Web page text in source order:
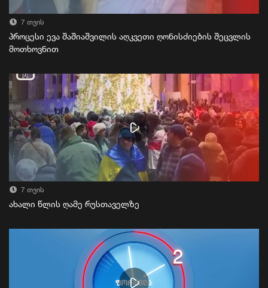
7 თვის
პროცესი ევა შაშიაშვილის აღკვეთი ღონისძიების შეცვლის
მოთხოვნით
7 თვის
ახალი წლის ღამე რუსთაველზე